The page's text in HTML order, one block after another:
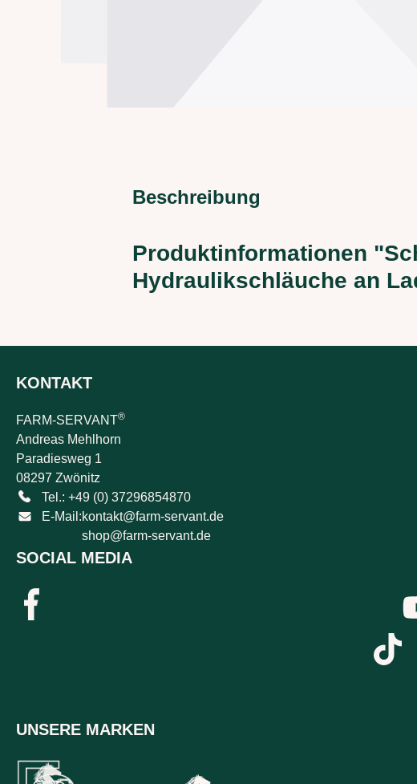
Beschreibung
Produktinformationen
Hydraulikschläuche an
KONTAKT
FARM-SERVANT®
Andreas Mehlhorn
Paradiesweg 1
08297 Zwönitz
Tel.: +49 (0) 37296854870
E-Mail:kontakt@farm-servant.de
shop@farm-servant.de
SOCIAL MEDIA
UNSERE MARKEN